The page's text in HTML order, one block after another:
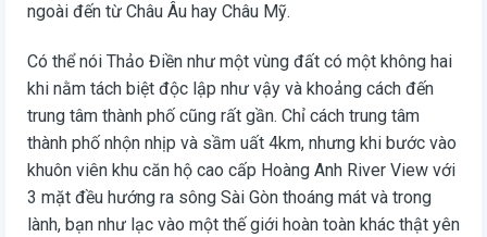
ngoài đến từ Châu Âu hay Châu Mỹ.
Có thể nói Thảo Điền như một vùng đất có một không hai
khi nằm tách biệt độc lập như vậy và khoảng cách đến
trung tâm thành phố cũng rất gần. Chỉ cách trung tâm
thành phố nhộn nhịp và sầm uất 4km, nhưng khi bước vào
khuôn viên khu căn hộ cao cấp Hoàng Anh River View với
3 mặt đều hướng ra sông Sài Gòn thoáng mát và trong
lành, bạn như lạc vào một thế giới hoàn toàn khác thật yên